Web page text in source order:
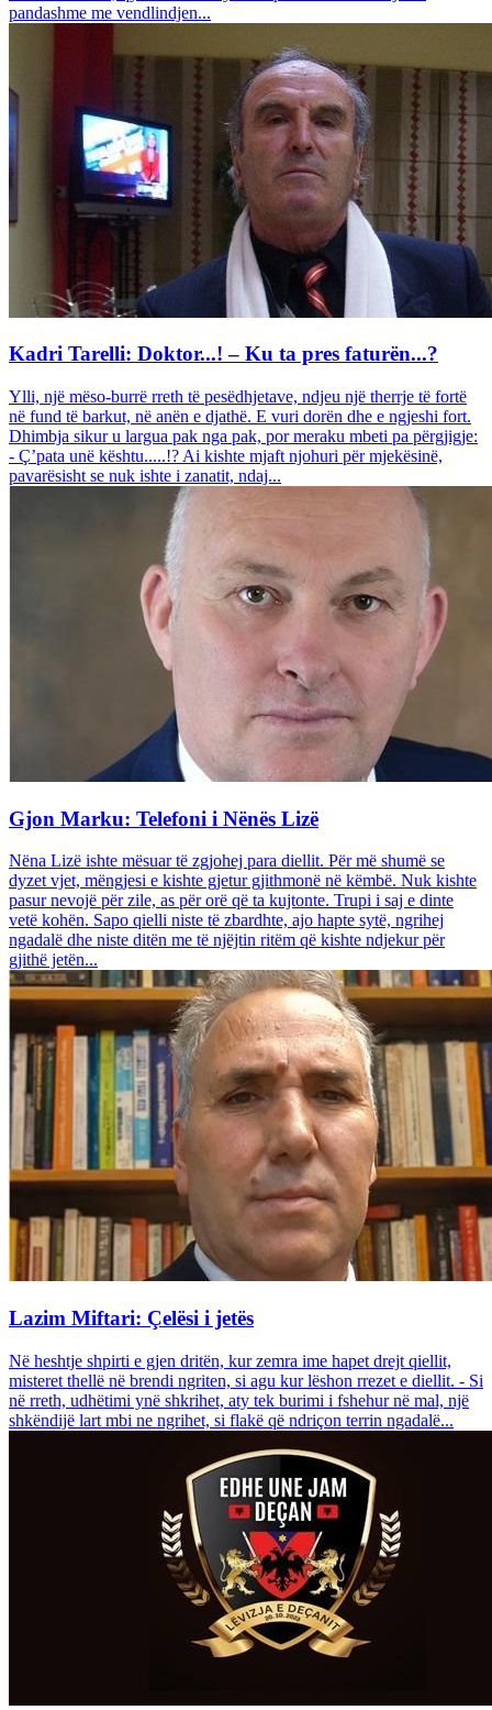
pandashme me vendlindjen...
Kadri Tarelli: Doktor...! – Ku ta pres faturën...?
Ylli, një mëso-burrë rreth të pesëdhjetave, ndjeu një therrje të fortë
në fund të barkut, në anën e djathë. E vuri dorën dhe e ngjeshi fort.
Dhimbja sikur u largua pak nga pak, por meraku mbeti pa përgjigje:
- Ç’pata unë kështu.....!? Ai kishte mjaft njohuri për mjekësinë,
pavarësisht se nuk ishte i zanatit, ndaj...
Gjon Marku: Telefoni i Nënës Lizë
Nëna Lizë ishte mësuar të zgjohej para diellit. Për më shumë se
dyzet vjet, mëngjesi e kishte gjetur gjithmonë në këmbë. Nuk kishte
pasur nevojë për zile, as për orë që ta kujtonte. Trupi i saj e dinte
vetë kohën. Sapo qielli niste të zbardhte, ajo hapte sytë, ngrihej
ngadalë dhe niste ditën me të njëjtin ritëm që kishte ndjekur për
gjithë jetën...
Lazim Miftari: Çelësi i jetës
Në heshtje shpirti e gjen dritën, kur zemra ime hapet drejt qiellit,
misteret thellë në brendi ngriten, si agu kur lëshon rrezet e diellit. - Si
në rreth, udhëtimi ynë shkrihet, aty tek burimi i fshehur në mal, një
shkëndijë lart mbi ne ngrihet, si flakë që ndriçon terrin ngadalë...